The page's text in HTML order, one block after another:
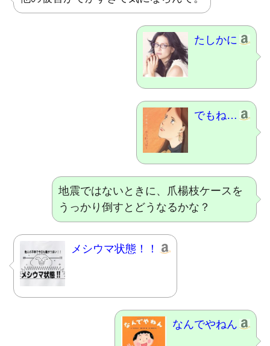
たしかに
でもね…
地震ではないときに、爪楊枝ケースを
うっかり倒すとどうなるかな？
メシウマ状態！！
なんでやねん